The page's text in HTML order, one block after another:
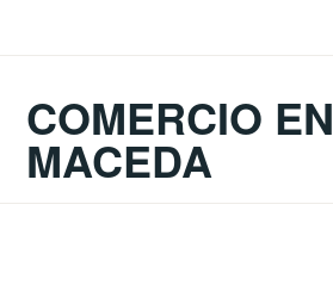
COMERCIO EN
MACEDA